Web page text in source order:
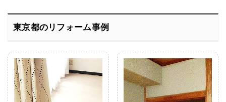
東京都のリフォーム事例